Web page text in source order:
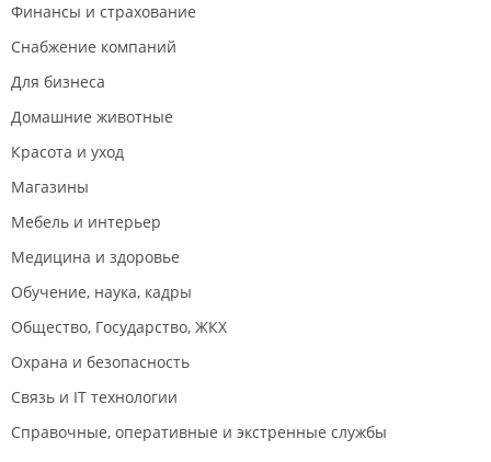
Финансы и страхование
Снабжение компаний
Для бизнеса
Домашние животные
Красота и уход
Магазины
Мебель и интерьер
Медицина и здоровье
Обучение, наука, кадры
Общество, Государство, ЖКХ
Охрана и безопасность
Связь и IT технологии
Справочные, оперативные и экстренные службы